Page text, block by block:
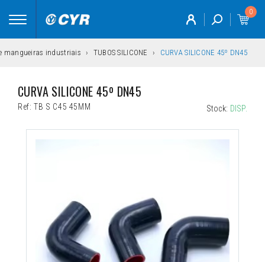
Toggle
0
mangueiras industriais TUBOS SILICONE CURVA SILICONE 45º DN45
CURVA SILICONE 45º DN45
Ref: TB S C45 45MM Stock: DISP.